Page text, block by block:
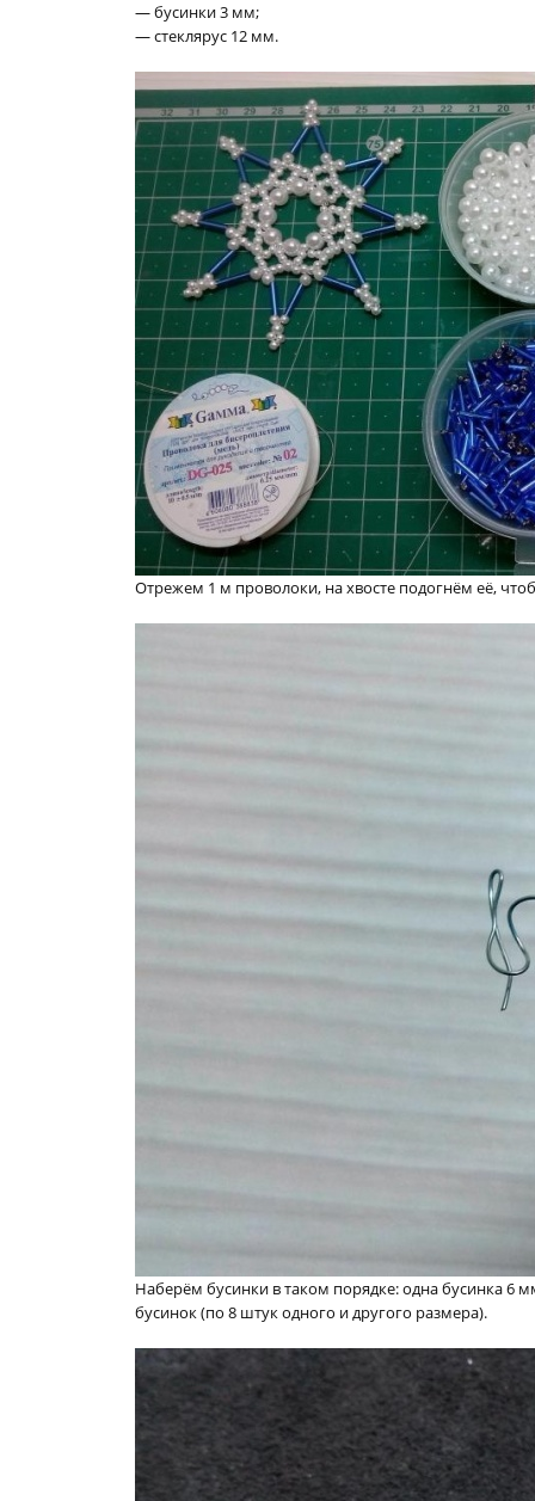
— бусинки 3 мм;
— стеклярус 12 мм.
Отрежем 1 м проволоки, на хвосте подогнём её,
Наберём бусинки в таком порядке: одна бусинка 6
бусинок (по 8 штук одного и другого размера).